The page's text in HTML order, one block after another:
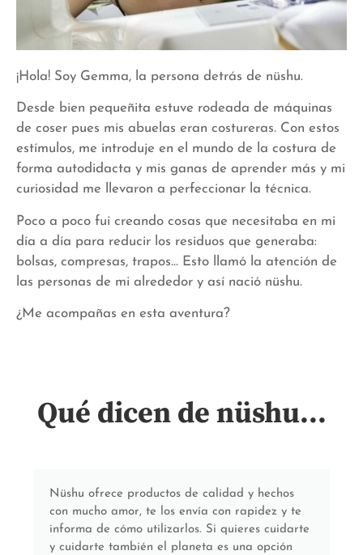
¡Hola! Soy Gemma, la persona detrás de nüshu.
Desde bien pequeñita estuve rodeada de máquinas
de coser pues mis abuelas eran costureras. Con estos
estímulos, me introduje en el mundo de la costura de
forma autodidacta y mis ganas de aprender más y mi
curiosidad me llevaron a perfeccionar la técnica.
Poco a poco fui creando cosas que necesitaba en mi
día a día para reducir los residuos que generaba:
bolsas, compresas, trapos… Esto llamó la atención de
las personas de mi alrededor y así nació nüshu.
¿Me acompañas en esta aventura?
Qué dicen de nüshu...
Nüshu ofrece productos de calidad y hechos
con mucho amor, te los envía con rapidez y te
informa de cómo utilizarlos. Si quieres cuidarte
y cuidarte también el planeta es una opción